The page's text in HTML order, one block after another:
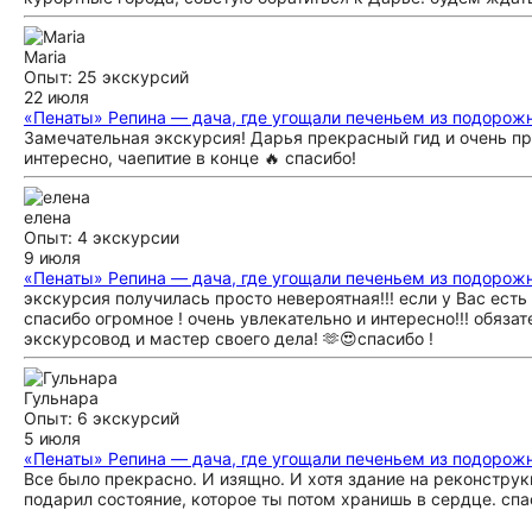
Maria
Опыт: 25 экскурсий
22 июля
«Пенаты» Репина — дача, где угощали печеньем из
Замечательная экскурсия! Дарья прекрасный гид и очень
интересно, чаепитие в конце 🔥 спасибо!
елена
Опыт: 4 экскурсии
9 июля
«Пенаты» Репина — дача, где угощали печеньем из
экскурсия получилась просто невероятная!!! если у Вас
спасибо огромное ! очень увлекательно и интересно!!!
экскурсовод и мастер своего дела! 🫶😍спасибо !
Гульнара
Опыт: 6 экскурсий
5 июля
«Пенаты» Репина — дача, где угощали печеньем из
Все было прекрасно. И изящно. И хотя здание на
подарил состояние, которое ты потом хранишь в сердце.